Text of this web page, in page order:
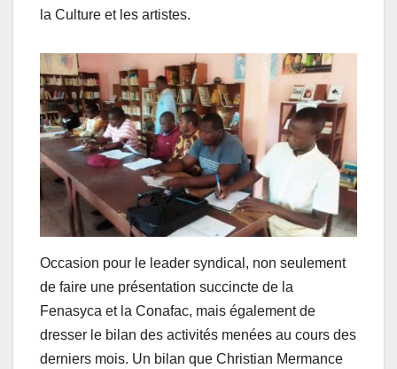
la Culture et les artistes.
Occasion pour le leader syndical, non seulement
de faire une présentation succincte de la
Fenasyca et la Conafac, mais également de
dresser le bilan des activités menées au cours des
derniers mois. Un bilan que Christian Mermance